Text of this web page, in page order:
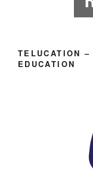
TELUCATION
EDUCATION